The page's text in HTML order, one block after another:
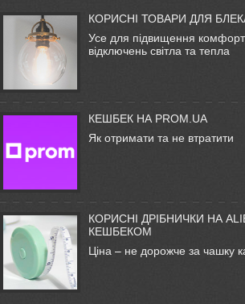
КОРИСНІ ТОВАРИ ДЛЯ
Усе для підвищення
відключень світла та тепла
КЕШБЕК НА PROM.UA
Як отримати та не втратити
КОРИСНІ ДРІБНИЧКИ НА
КЕШБЕКОМ
Ціна – не дорожче за чашку